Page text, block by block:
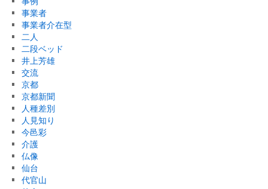
事業者
事業者介在型
二人
二段ベッド
井上芳雄
交流
京都
京都新聞
人種差別
人見知り
今邑彩
介護
仏像
仙台
代官山